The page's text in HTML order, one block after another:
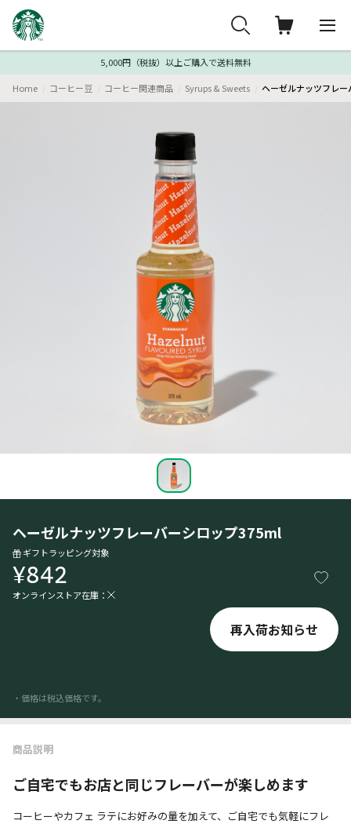
5,000円（税抜）以上ご購入で送料無料
Home コーヒー豆 コーヒー関連商品 Syrups & Sweets ヘーゼルナッツフレ
ヘーゼルナッツフレーバーシロップ375ml
ギフトラッピング対象
¥842
オンラインストア在庫：
再入荷お知らせ
・価格は税込価格です。
商品説明
ご自宅でもお店と同じフレーバーが楽しめます
コーヒーやカフェ ラテにお好みの量を加えて、ご自宅でも気軽にフレ